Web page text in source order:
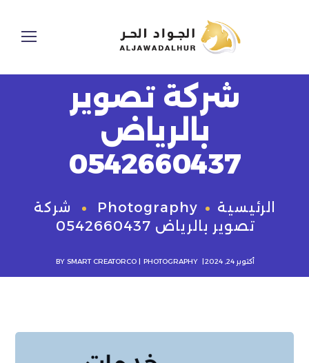
شركة تصوير
بالرياض
0542660437
الرئيسية Photography
شركة
تصوير بالرياض 0542660437
أكتوبر 24, 2024 BY SMART CREATORCO PHOTOGRAPHY